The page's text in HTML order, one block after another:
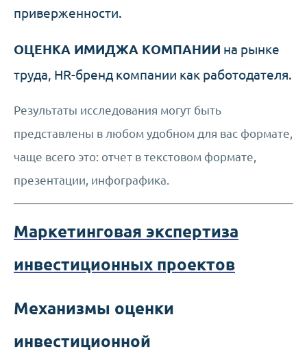
приверженности.
ОЦЕНКА ИМИДЖА КОМПАНИИ на рынке
труда, HR-бренд компании как работодателя.
Результаты исследования могут быть
представлены в любом удобном для вас формате,
чаще всего это: отчет в текстовом формате,
презентации, инфографика.
Маркетинговая экспертиза
инвестиционных проектов
Механизмы оценки
инвестиционной